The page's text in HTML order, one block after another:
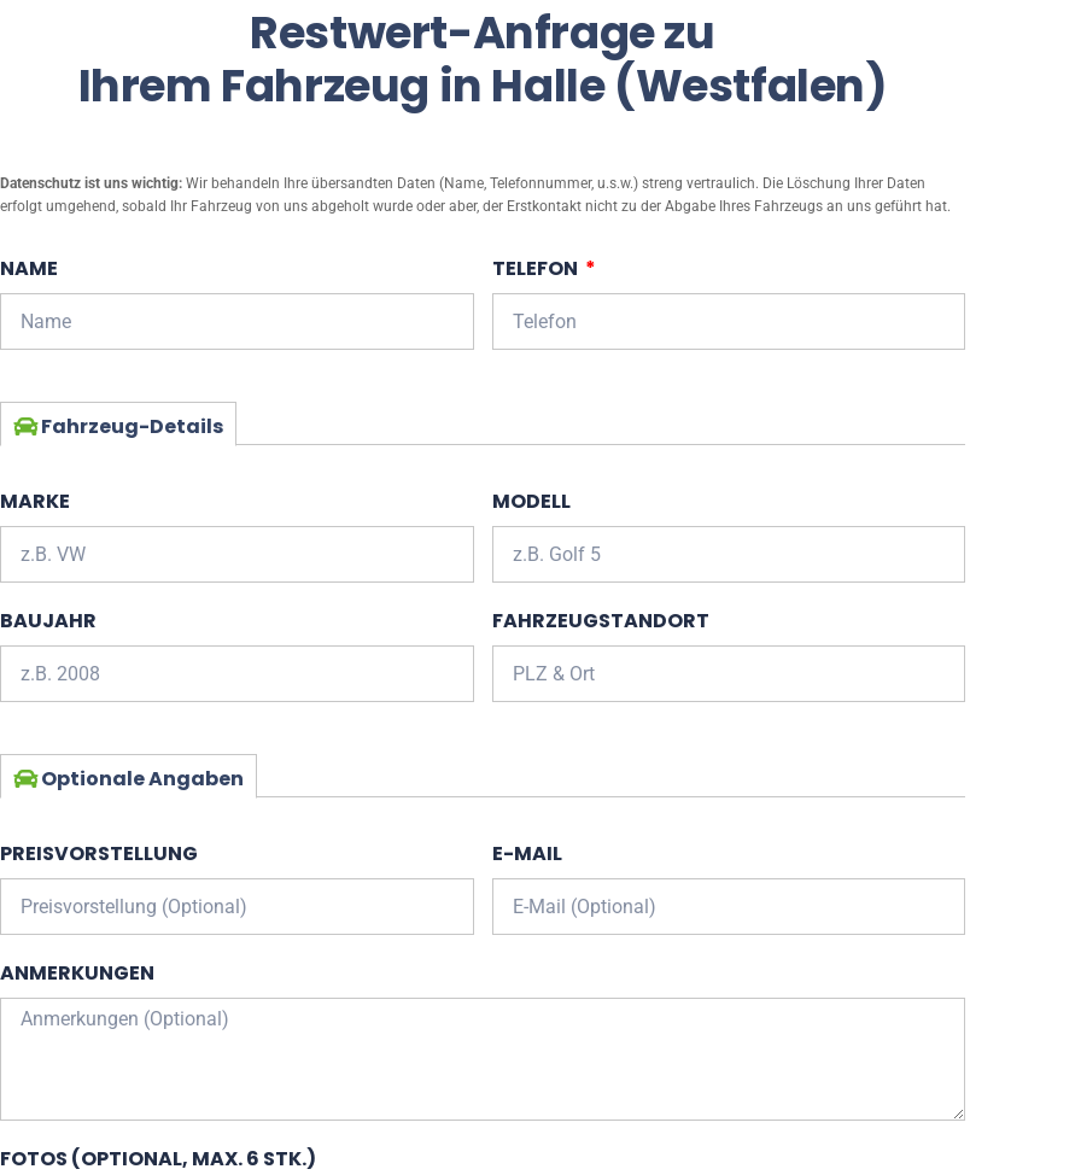
Restwert-Anfrage zu
Ihrem Fahrzeug in Halle (Westfalen)
Datenschutz ist uns wichtig: Wir behandeln Ihre übersandten Daten (Name, Telefonnummer, u.s.w.) streng vertraulich. Die Löschung Ihrer Daten
erfolgt umgehend, sobald Ihr Fahrzeug von uns abgeholt wurde oder aber, der Erstkontakt nicht zu der Abgabe Ihres Fahrzeugs an uns geführt hat.
NAME TELEFON
Fahrzeug-Details
MARKE MODELL
BAUJAHR FAHRZEUGSTANDORT
Optionale Angaben
PREISVORSTELLUNG E-MAIL
ANMERKUNGEN
FOTOS (OPTIONAL, MAX. 6 STK.)